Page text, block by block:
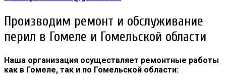
Производим ремонт и обслуживание
перил в Гомеле и Гомельской области
Наша организация осуществляет ремонтные работы
как в Гомеле, так и по Гомельской области: